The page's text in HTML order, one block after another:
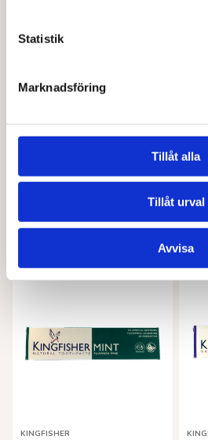
Statistik
Marknadsföring
Tillåt alla
Tillåt urval
Avvisa
Tandkräm fänkål (med fluor)
35,00
KINGFISHER